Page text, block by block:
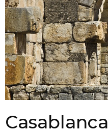
Casablanca